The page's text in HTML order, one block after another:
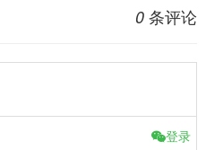
0 条评论
登录